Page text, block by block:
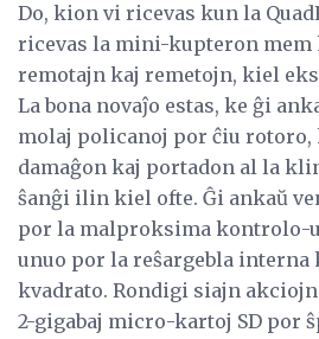
Do, kion vi ricevas kun la
ricevas la mini-kupteron mem
remotajn kaj remetojn, kiel
La bona novaĵo estas, ke ĝi
molaj policanoj por ĉiu
damaĝon kaj portadon al la
ŝanĝi ilin kiel ofte. Ĝi ankaŭ
por la malproksima kontrolo-
unuo por la reŝargebla
kvadrato. Rondigi siajn
2-gigabaj micro-kartoj SD por